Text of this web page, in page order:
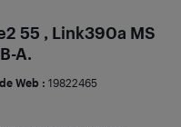
55 , Link390a MS
A.
Web : 19822465